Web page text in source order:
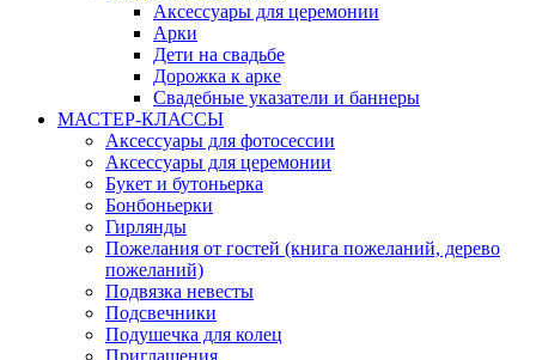
Аксессуары для церемонии
Арки
Дети на свадьбе
Дорожка к арке
Свадебные указатели и баннеры
МАСТЕР-КЛАССЫ
Аксессуары для фотосессии
Аксессуары для церемонии
Букет и бутоньерка
Бонбоньерки
Гирлянды
Пожелания от гостей (книга пожеланий, дерево
пожеланий)
Подвязка невесты
Подсвечники
Подушечка для колец
Приглашения